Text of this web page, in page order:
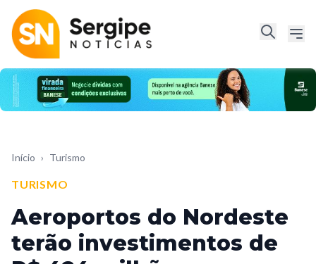
Início › Turismo
TURISMO
Aeroportos do Nordeste
terão investimentos de